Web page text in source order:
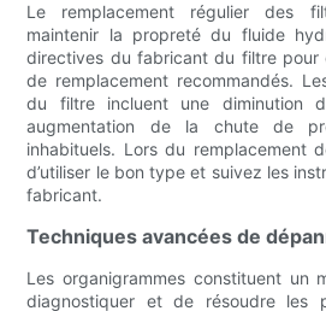
Le remplacement régulier des
maintenir la propreté du fluide
directives du fabricant du filtre pour
de remplacement recommandés.
du filtre incluent une diminution
augmentation de la chute de
inhabituels. Lors du remplacement
d’utiliser le bon type et suivez les
fabricant.
Techniques avancées de
Les organigrammes constituent un
diagnostiquer et de résoudre les